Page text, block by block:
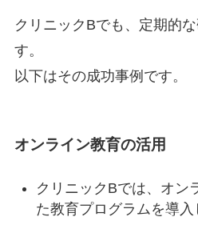
クリニックBでも、定期的
す。
以下はその成功事例です。
オンライン教育の活用
クリニックBでは、オン
た教育プログラムを導入